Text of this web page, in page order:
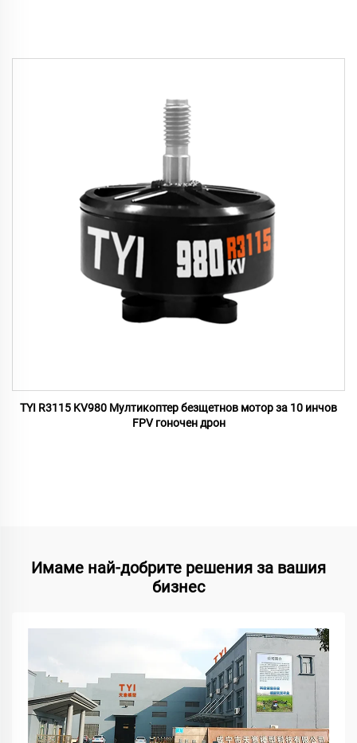
TYI R3115 KV980 Мултикоптер безщетнов мотор за 10 инчов
FPV гоночен дрон
Имаме най-добрите решения за вашия
бизнес